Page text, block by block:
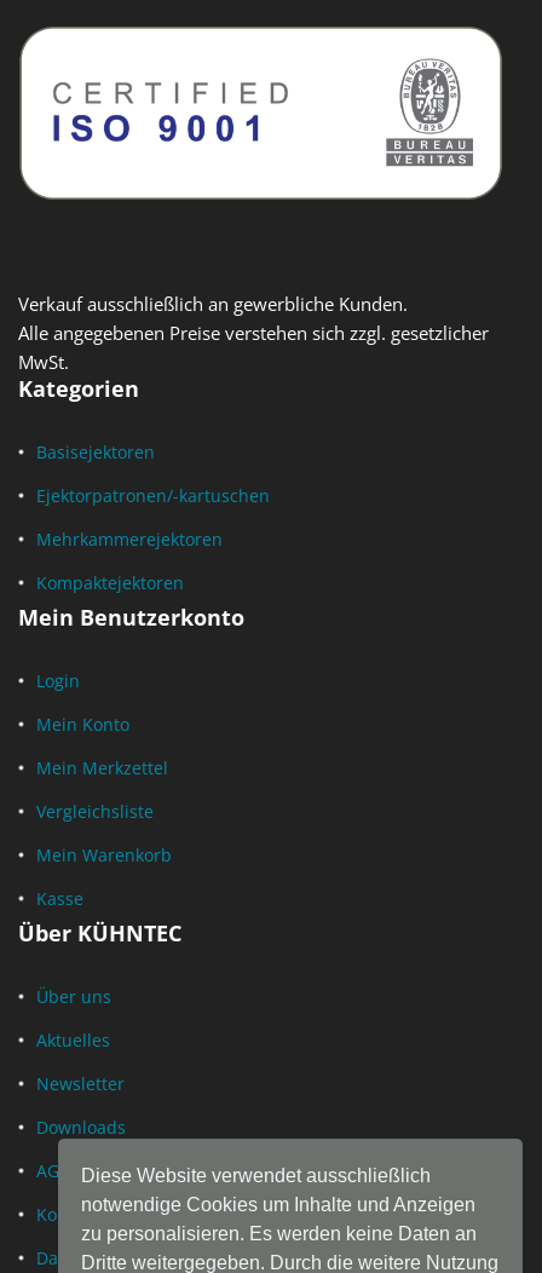
Diese Website verwendet ausschließlich
notwendige Cookies um Inhalte und Anzeigen
zu personalisieren. Es werden keine Daten an
Dritte weitergegeben. Durch die weitere Nutzung
Verkauf ausschließlich an gewerbliche Kunden.
Alle angegebenen Preise verstehen sich zzgl. gesetzlicher
MwSt.
Kategorien
Basisejektoren
Ejektorpatronen/-kartuschen
Mehrkammerejektoren
Kompaktejektoren
Mein Benutzerkonto
Login
Mein Konto
Mein Merkzettel
Vergleichsliste
Mein Warenkorb
Kasse
Über KÜHNTEC
Über uns
Aktuelles
Newsletter
Downloads
AGB
Kontakt
Datenschutz